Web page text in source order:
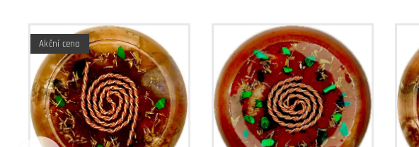
Akční cena